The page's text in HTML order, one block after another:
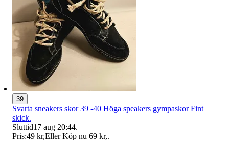
39
Svarta sneakers skor 39 -40 Höga speakers gympaskor Fint
skick.
Sluttid17 aug 20:44.
Pris:49 kr,Eller Köp nu 69 kr,.